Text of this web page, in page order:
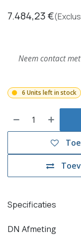
7.484,23€
Neem contact
6 Units left in stock
Specificaties
DN Afmeting